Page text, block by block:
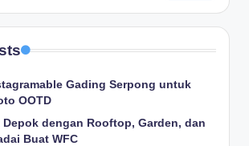
Gading Serpong untuk
OOTD
Depok dengan Rooftop, Garden, dan
Buat WFC